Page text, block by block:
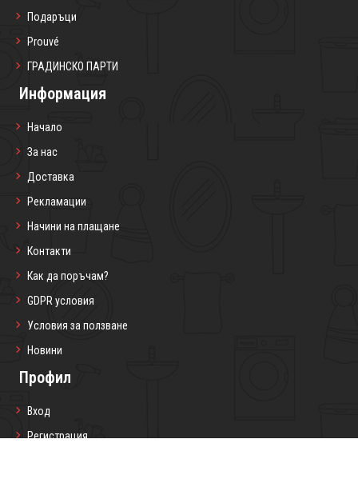
Подаръци
Prouvé
ГРАДИНСКО ПАРТИ
Информация
Начало
За нас
Доставка
Рекламации
Начини на плащане
Контакти
Как да поръчам?
GDPR условия
Условия за ползване
Новини
Профил
Вход
Регистрация